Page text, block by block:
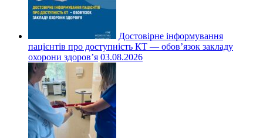
Достовірне інформування
пацієнтів про доступність КТ — обов’язок закладу
охорони здоров’я 03.08.2026